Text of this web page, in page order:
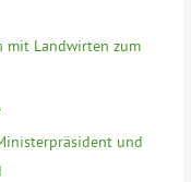
mit Landwirten zum
und